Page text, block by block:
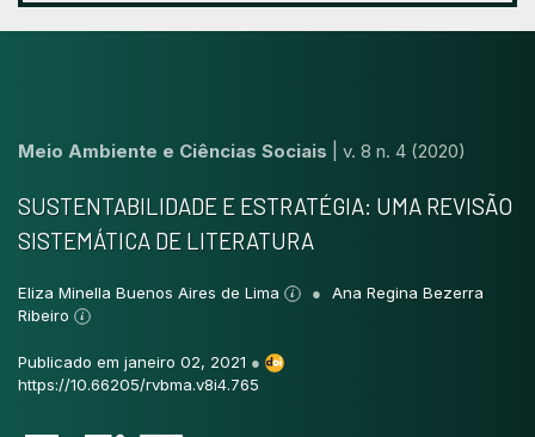
Meio Ambiente e Ciências Sociais v. 8 n. 4 (2020)
SUSTENTABILIDADE E ESTRATÉGIA: UMA REVISÃO
SISTEMÁTICA DE LITERATURA
Eliza Minella Buenos Aires de Lima
Ana Regina Bezerra
Ribeiro
Publicado em janeiro 02, 2021 ●
https://10.66205/rvbma.v8i4.765